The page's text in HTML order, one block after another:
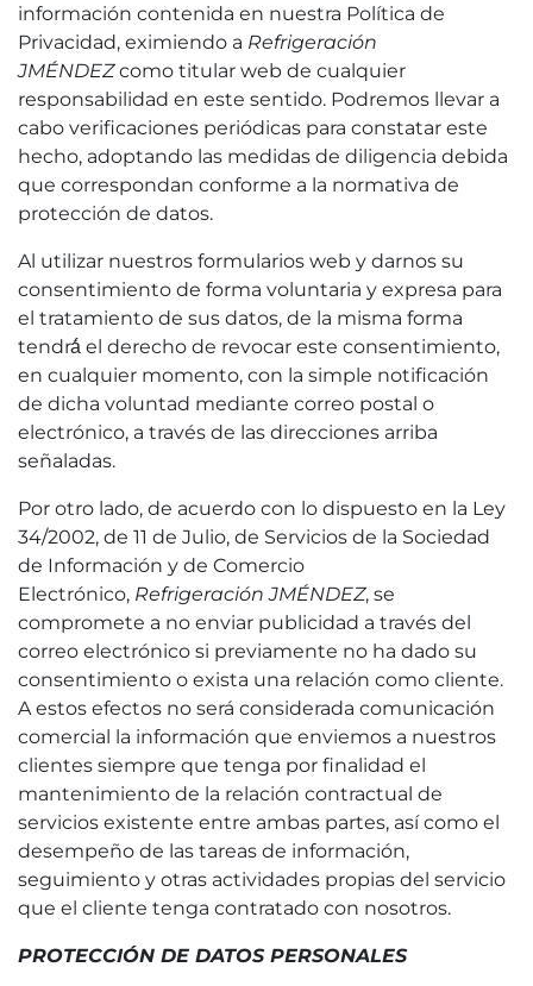
información contenida en nuestra Política de
Privacidad, eximiendo a Refrigeración
JMÉNDEZcomo titular web de cualquier
responsabilidad en este sentido. Podremos llevar a
cabo verificaciones periódicas para constatar este
hecho, adoptando las medidas de diligencia debida
que correspondan conforme a la normativa de
protección de datos.
Al utilizar nuestros formularios web y darnos su
consentimiento de forma voluntaria y expresa para
el tratamiento de sus datos, de la misma forma
tendrá́ el derecho de revocar este consentimiento,
en cualquier momento, con la simple notificación
de dicha voluntad mediante correo postal o
electrónico, a través de las direcciones arriba
señaladas.
Por otro lado, de acuerdo con lo dispuesto en la Ley
34/2002, de 11 de Julio, de Servicios de la Sociedad
de Información y de Comercio
Electrónico, Refrigeración JMÉNDEZ, se
compromete a no enviar publicidad a través del
correo electrónico si previamente no ha dado su
consentimiento o exista una relación como cliente.
A estos efectos no será considerada comunicación
comercial la información que enviemos a nuestros
clientes siempre que tenga por finalidad el
mantenimiento de la relación contractual de
servicios existente entre ambas partes, así como el
desempeño de las tareas de información,
seguimiento y otras actividades propias del servicio
que el cliente tenga contratado con nosotros.
PROTECCIÓN DE DATOS PERSONALES